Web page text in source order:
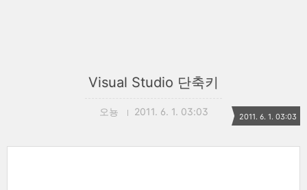
Visual Studio 단축키
오뇽 2011. 6. 1. 03:03 2011. 6. 1. 03:03